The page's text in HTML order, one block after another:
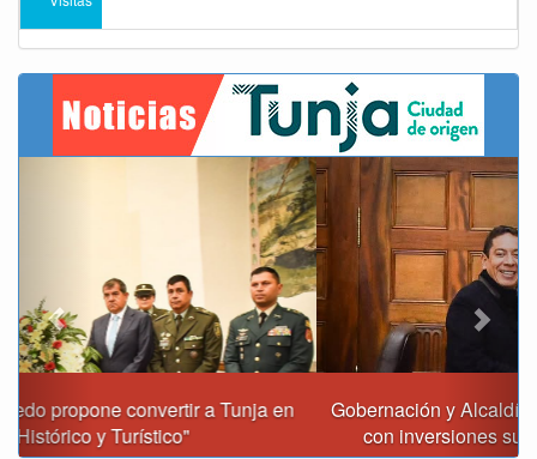
Gobernación y Alcaldía de Tunja revisan 120 proyectos
con inversiones superiores a $385.000 millones
Next